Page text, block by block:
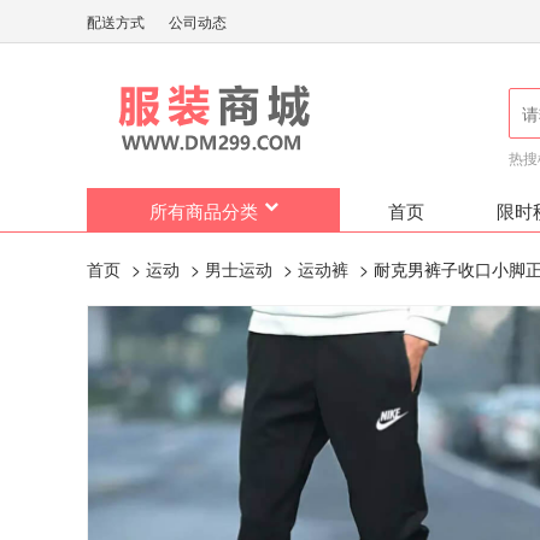
配送方式 公司动态
热
所有商品分类 首页 限时
首页 > 运动 > 男士运动 > 运动裤 > 耐克男裤子收口小脚